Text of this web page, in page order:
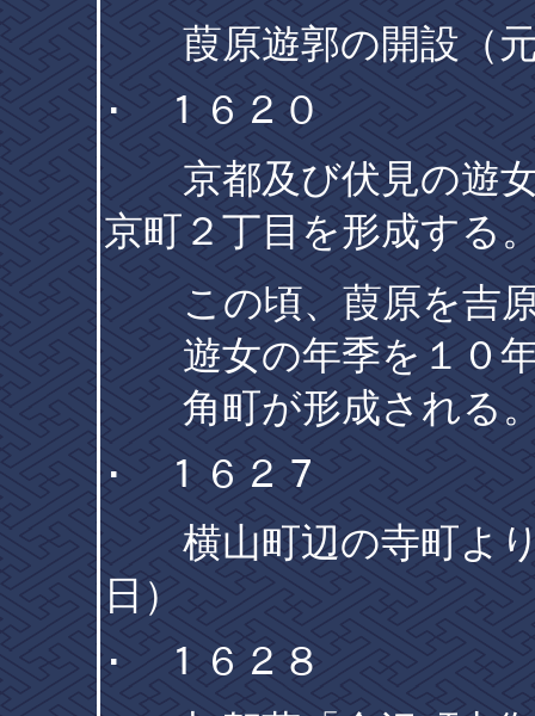
葭原遊郭の開設（元
･ １６２０
京都及び伏見の遊女
京町２丁目を形成する
この頃、葭原を吉原
遊女の年季を１０
角町が形成される
･ １６２７
横山町辺の寺町より
日）
･ １６２８